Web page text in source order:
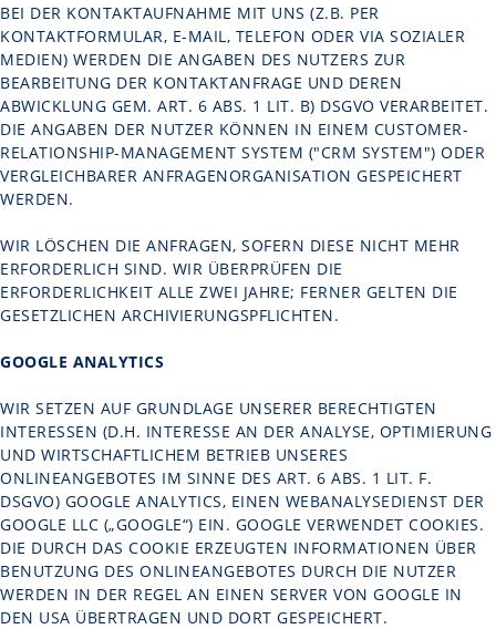
BEI DER KONTAKTAUFNAHME MIT UNS (Z.B. PER
KONTAKTFORMULAR, E-MAIL, TELEFON ODER VIA SOZIALER
MEDIEN) WERDEN DIE ANGABEN DES NUTZERS ZUR
BEARBEITUNG DER KONTAKTANFRAGE UND DEREN
ABWICKLUNG GEM. ART. 6 ABS. 1 LIT. B) DSGVO VERARBEITET.
DIE ANGABEN DER NUTZER KÖNNEN IN EINEM CUSTOMER-
RELATIONSHIP-MANAGEMENT SYSTEM ("CRM SYSTEM") ODER
VERGLEICHBARER ANFRAGENORGANISATION GESPEICHERT
WERDEN.
WIR LÖSCHEN DIE ANFRAGEN, SOFERN DIESE NICHT MEHR
ERFORDERLICH SIND. WIR ÜBERPRÜFEN DIE
ERFORDERLICHKEIT ALLE ZWEI JAHRE; FERNER GELTEN DIE
GESETZLICHEN ARCHIVIERUNGSPFLICHTEN.
GOOGLE ANALYTICS
WIR SETZEN AUF GRUNDLAGE UNSERER BERECHTIGTEN
INTERESSEN (D.H. INTERESSE AN DER ANALYSE, OPTIMIERUNG
UND WIRTSCHAFTLICHEM BETRIEB UNSERES
ONLINEANGEBOTES IM SINNE DES ART. 6 ABS. 1 LIT. F.
DSGVO) GOOGLE ANALYTICS, EINEN WEBANALYSEDIENST DER
GOOGLE LLC („GOOGLE“) EIN. GOOGLE VERWENDET COOKIES.
DIE DURCH DAS COOKIE ERZEUGTEN INFORMATIONEN ÜBER
BENUTZUNG DES ONLINEANGEBOTES DURCH DIE NUTZER
WERDEN IN DER REGEL AN EINEN SERVER VON GOOGLE IN
DEN USA ÜBERTRAGEN UND DORT GESPEICHERT.